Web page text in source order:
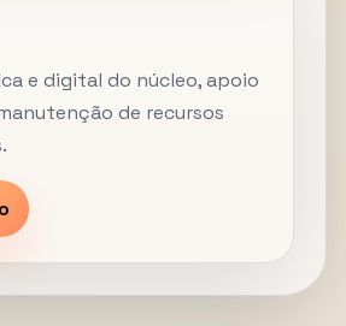
e digital do núcleo, apoio
de recursos